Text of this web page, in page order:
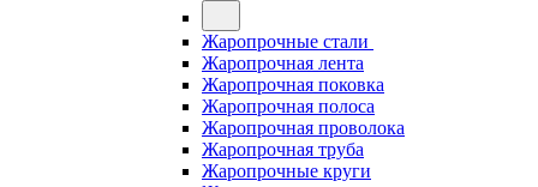
Жаропрочные стали
Жаропрочная лента
Жаропрочная поковка
Жаропрочная полоса
Жаропрочная проволока
Жаропрочная труба
Жаропрочные круги